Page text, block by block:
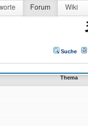
Forum Wiki
Suche
Thema